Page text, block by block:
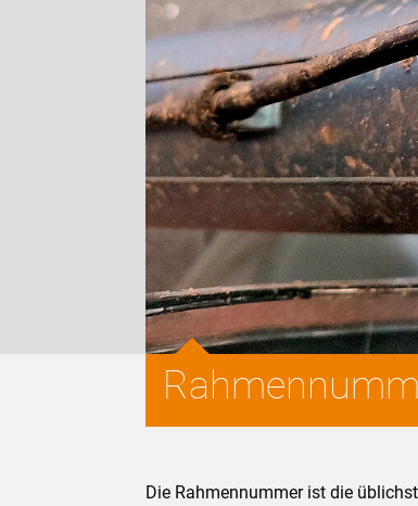
Die Rahmennummer ist die